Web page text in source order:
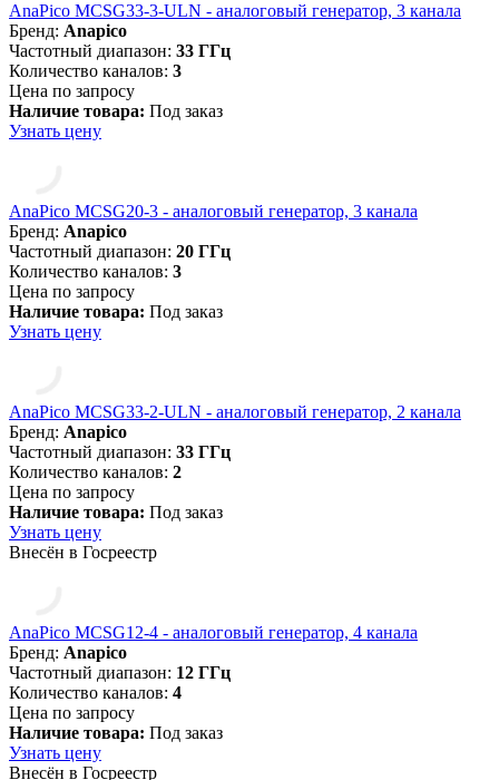
AnaPico MCSG33-3-ULN - аналоговый генератор, 3 канала
Бренд: Anapico
Частотный диапазон: 33 ГГц
Количество каналов: 3
Цена по запросу
Наличие товара: Под заказ
Узнать цену
AnaPico MCSG20-3 - аналоговый генератор, 3 канала
Бренд: Anapico
Частотный диапазон: 20 ГГц
Количество каналов: 3
Цена по запросу
Наличие товара: Под заказ
Узнать цену
AnaPico MCSG33-2-ULN - аналоговый генератор, 2 канала
Бренд: Anapico
Частотный диапазон: 33 ГГц
Количество каналов: 2
Цена по запросу
Наличие товара: Под заказ
Узнать цену
Внесён в Госреестр
AnaPico MCSG12-4 - аналоговый генератор, 4 канала
Бренд: Anapico
Частотный диапазон: 12 ГГц
Количество каналов: 4
Цена по запросу
Наличие товара: Под заказ
Узнать цену
Внесён в Госреестр